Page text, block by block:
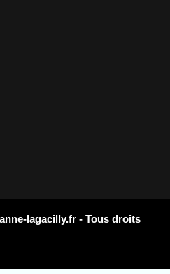
lagacilly.fr - Tous droits